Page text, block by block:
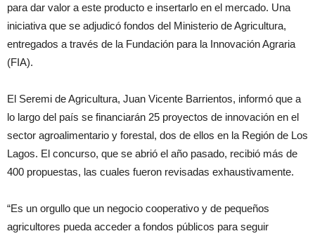
para dar valor a este producto e insertarlo en el mercado. Una
iniciativa que se adjudicó fondos del Ministerio de Agricultura,
entregados a través de la Fundación para la Innovación Agraria
(FIA).
El Seremi de Agricultura, Juan Vicente Barrientos, informó que a
lo largo del país se financiarán 25 proyectos de innovación en el
sector agroalimentario y forestal, dos de ellos en la Región de Los
Lagos. El concurso, que se abrió el año pasado, recibió más de
400 propuestas, las cuales fueron revisadas exhaustivamente.
“Es un orgullo que un negocio cooperativo y de pequeños
agricultores pueda acceder a fondos públicos para seguir